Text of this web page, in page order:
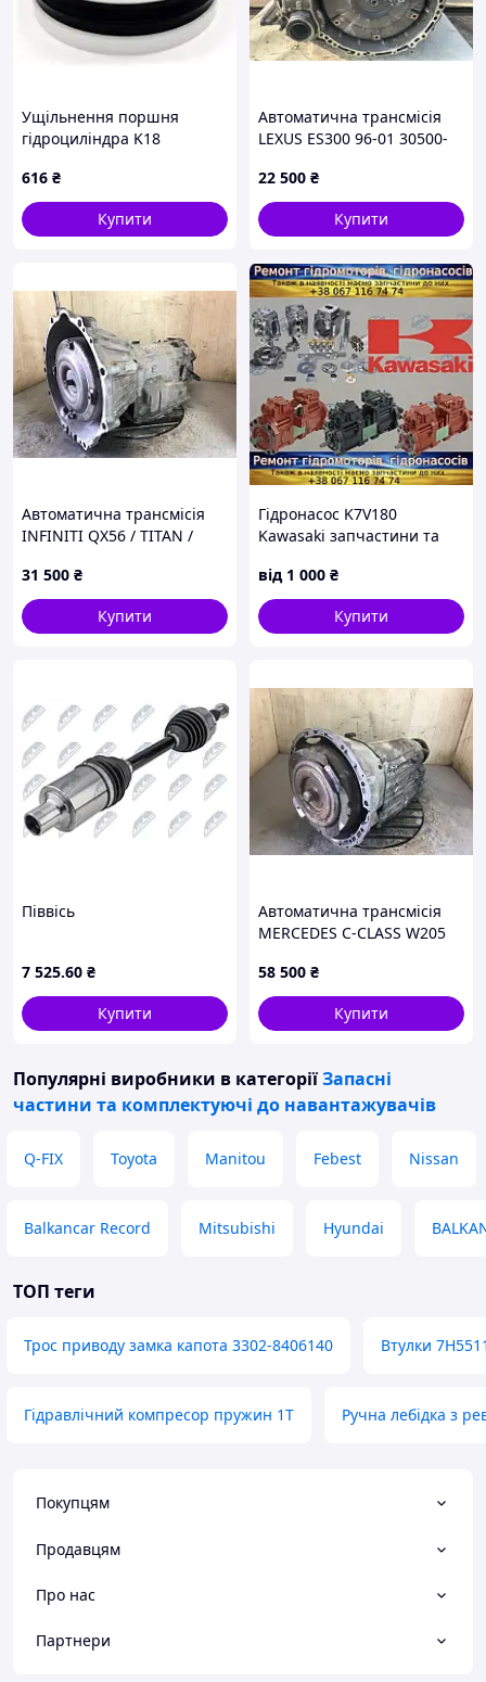
Ущільнення поршня
гідроциліндра K18
NBR+TPE+POM | KASTAS
K18-082,55-063,5
616 ₴
Купити
Автоматична трансмісія
LEXUS ES300 96-01 30500-
22 500 ₴
Купити
Автоматична трансмісія
INFINITI QX56 / TITAN /
31 500 ₴
Купити
Гідронасос K7V180
Kawasaki запчастини та
від 1 000 ₴
Купити
Піввісь
7 525.60 ₴
Купити
Автоматична трансмісія
MERCEDES C-CLASS W205
58 500 ₴
Купити
Популярні виробники в категоріїЗапасні
частини та комплектуючі до навантажувачів
Q-FIX Toyota Manitou Febest Nissan
Balkancar Record Mitsubishi Hyundai
ТОП теги
Трос приводу замка капота 3302-8406140 Втулки
Гідравлічний компресор пружин 1T Ручна лебідка з
Покупцям
Продавцям
Про нас
Партнери